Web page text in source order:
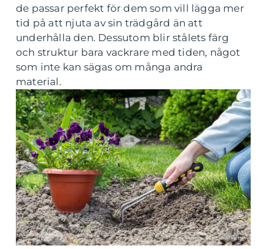
de passar perfekt för dem som vill lägga mer
tid på att njuta av sin trädgård än att
underhålla den. Dessutom blir stålets färg
och struktur bara vackrare med tiden, något
som inte kan sägas om många andra
material.